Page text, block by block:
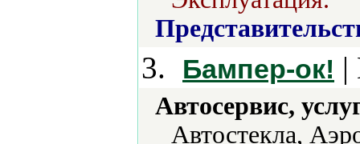
3. Бампер-ок! |
Автосервис,
Автостекла,